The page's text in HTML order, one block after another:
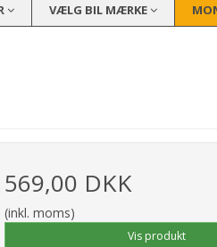
VÆLG BIL MÆRKE
569,00 DKK
(inkl. moms)
Vis produkt